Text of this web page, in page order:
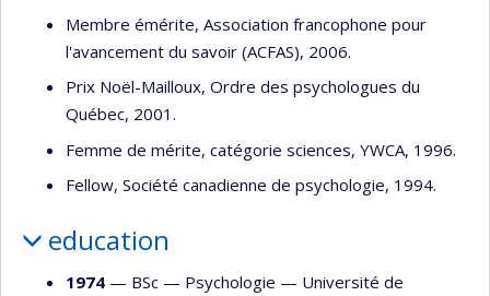
Membre émérite, Association francophone pour
l'avancement du savoir (ACFAS), 2006.
Prix Noël-Mailloux, Ordre des psychologues du
Québec, 2001.
Femme de mérite, catégorie sciences, YWCA, 1996.
Fellow, Société canadienne de psychologie, 1994.
education
1974 — BSc — Psychologie — Université de